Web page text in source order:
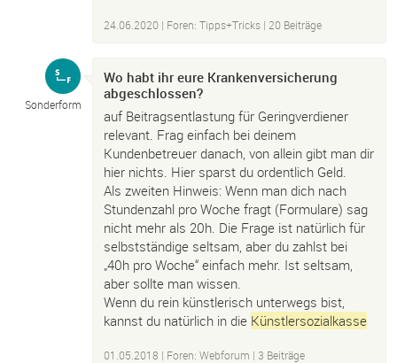
24.06.2020 | Foren: Tipps+Tricks | 20 Beiträge
Sonderform
Wo habt ihr eure Krankenversicherung
abgeschlossen?
auf Beitragsentlastung für Geringverdiener
relevant. Frag einfach bei deinem
Kundenbetreuer danach, von allein gibt man dir
hier nichts. Hier sparst du ordentlich Geld.
Als zweiten Hinweis: Wenn man dich nach
Stundenzahl pro Woche fragt (Formulare) sag
nicht mehr als 20h. Die Frage ist natürlich für
selbstständige seltsam, aber du zahlst bei
„40h pro Woche“ einfach mehr. Ist seltsam,
aber sollte man wissen.
Wenn du rein künstlerisch unterwegs bist,
kannst du natürlich in die Künstlersozialkasse
01.05.2018 | Foren: Webforum | 3 Beiträge